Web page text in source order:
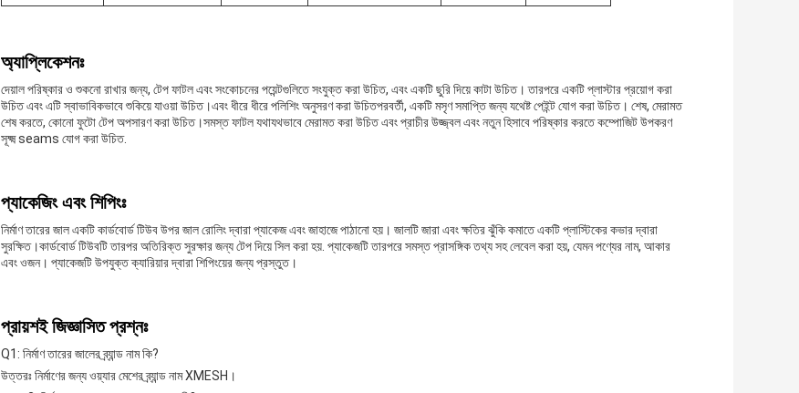
অ্যাপ্লিকেশনঃ
দেয়াল পরিষ্কার ও শুকনো রাখার জন্য, টেপ ফাটল এবং সংকোচনের পয়েন্টগুলিতে সংযুক্ত করা উচিত, এবং একটি ছুরি দিয়ে কাটা উচিত। তারপরে একটি প্লাস্টার প্রয়োগ করা
উচিত এবং এটি স্বাভাবিকভাবে শুকিয়ে যাওয়া উচিত।এবং ধীরে ধীরে পলিশিং অনুসরণ করা উচিতপরবর্তী, একটি মসৃণ সমাপ্তি জন্য যথেষ্ট পেইন্ট যোগ করা উচিত। শেষ, মেরামত
শেষ করতে, কোনো ফুটো টেপ অপসারণ করা উচিত।সমস্ত ফাটল যথাযথভাবে মেরামত করা উচিত এবং প্রাচীর উজ্জ্বল এবং নতুন হিসাবে পরিষ্কার করতে কম্পোজিট উপকরণ
সূক্ষ্ম seams যোগ করা উচিত.
প্যাকেজিং এবং শিপিংঃ
নির্মাণ তারের জাল একটি কার্ডবোর্ড টিউব উপর জাল রোলিং দ্বারা প্যাকেজ এবং জাহাজে পাঠানো হয়। জালটি জারা এবং ক্ষতির ঝুঁকি কমাতে একটি প্লাস্টিকের কভার দ্বারা
সুরক্ষিত।কার্ডবোর্ড টিউবটি তারপর অতিরিক্ত সুরক্ষার জন্য টেপ দিয়ে সিল করা হয়. প্যাকেজটি তারপরে সমস্ত প্রাসঙ্গিক তথ্য সহ লেবেল করা হয়, যেমন পণ্যের নাম, আকার
এবং ওজন। প্যাকেজটি উপযুক্ত ক্যারিয়ার দ্বারা শিপিংয়ের জন্য প্রস্তুত।
প্রায়শই জিজ্ঞাসিত প্রশ্নঃ
Q1: নির্মাণ তারের জালের ব্র্যান্ড নাম কি?
উত্তরঃ নির্মাণের জন্য ওয়্যার মেশের ব্র্যান্ড নাম XMESH।